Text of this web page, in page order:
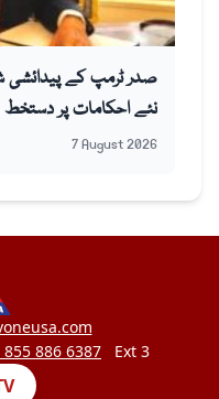
نئے احکامات پر دستخط
7 August 2026
855 886 6387 Ext 3